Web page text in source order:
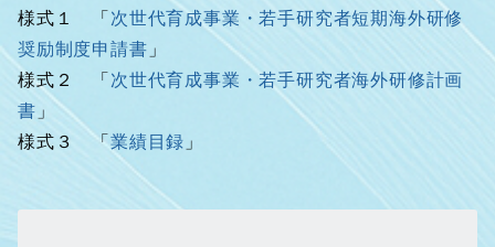
様式１ 「次世代育成事業・若手研究者短期海外研修
奨励制度申請書 」
様式２ 「次世代育成事業・若手研究者海外研修計画
書 」
様式３ 「業績目録 」